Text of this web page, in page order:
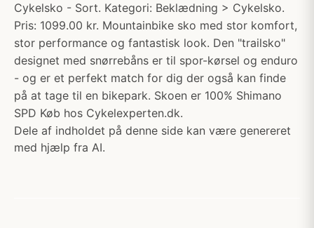
Cykelsko - Sort. Kategori: Beklædning > Cykelsko.
Pris: 1099.00 kr. Mountainbike sko med stor komfort,
stor performance og fantastisk look. Den "trailsko"
designet med snørrebåns er til spor-kørsel og enduro
- og er et perfekt match for dig der også kan finde
på at tage til en bikepark. Skoen er 100% Shimano
SPD Køb hos Cykelexperten.dk.
Dele af indholdet på denne side kan være genereret
med hjælp fra AI.